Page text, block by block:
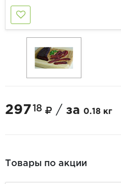
29718 / за 0.18 кг
Товары по акции